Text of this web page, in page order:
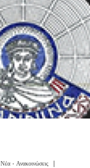
Νέα - Ανακοινώσεις |